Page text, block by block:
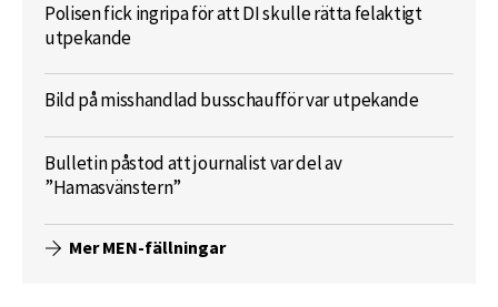
Polisen fick ingripa för att DI skulle rätta felaktigt
utpekande
Bild på misshandlad busschaufför var utpekande
Bulletin påstod att journalist var del av
”Hamasvänstern”
Mer MEN-fällningar